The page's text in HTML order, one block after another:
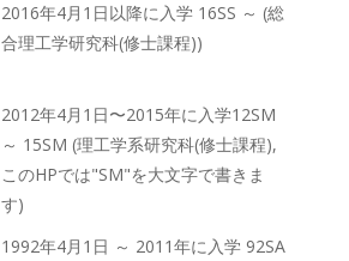
2016年4月1日以降に入学 16SS ～ (総
合理工学研究科(修士課程))
2012年4月1日〜2015年に入学12SM
～ 15SM (理工学系研究科(修士課程),
このHPでは"SM"を大文字で書きま
す)
1992年4月1日 ～ 2011年に入学 92SA